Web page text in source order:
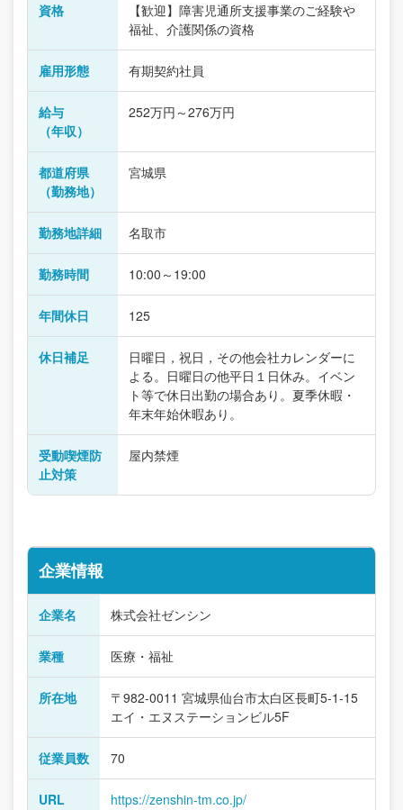
資格
【歓迎】障害児通所支援事業のご経験や
福祉、介護関係の資格
雇用形態 有期契約社員
給与
（年収）
252万円～276万円
都道府県
（勤務地）
宮城県
勤務地詳細 名取市
勤務時間 10:00～19:00
年間休日 125
休日補足
日曜日，祝日，その他会社カレンダーに
よる。日曜日の他平日１日休み。イベン
ト等で休日出勤の場合あり。夏季休暇・
年末年始休暇あり。
受動喫煙防
止対策
屋内禁煙
企業情報
企業名 株式会社ゼンシン
業種 医療・福祉
所在地
〒982-0011 宮城県仙台市太白区長町5-1-15
エイ・エヌステーションビル5F
従業員数 70
URL https://zenshin-tm.co.jp/